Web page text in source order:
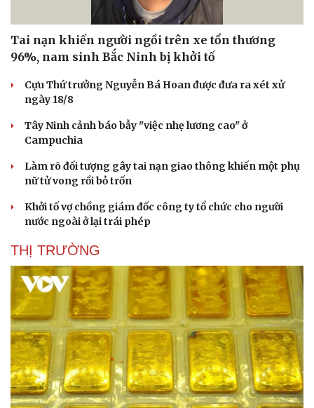
Tai nạn khiến người ngồi trên xe tổn thương
96%, nam sinh Bắc Ninh bị khởi tố
Cựu Thứ trưởng Nguyễn Bá Hoan được đưa ra xét xử
ngày 18/8
Tây Ninh cảnh báo bẫy "việc nhẹ lương cao" ở
Campuchia
Làm rõ đối tượng gây tai nạn giao thông khiến một phụ
nữ tử vong rồi bỏ trốn
Khởi tố vợ chồng giám đốc công ty tổ chức cho người
nước ngoài ở lại trái phép
THỊ TRƯỜNG